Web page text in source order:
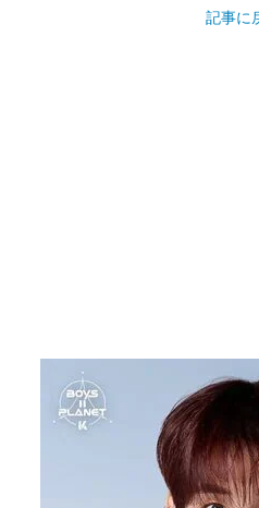
記事に